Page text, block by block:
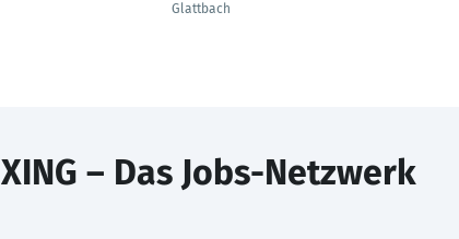
Glattbach
XING – Das Jobs-Netzwerk